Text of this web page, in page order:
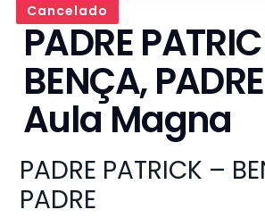
Cancelado
PADRE
BENÇA,
Aula Magna
PADRE PATRICK –
PADRE